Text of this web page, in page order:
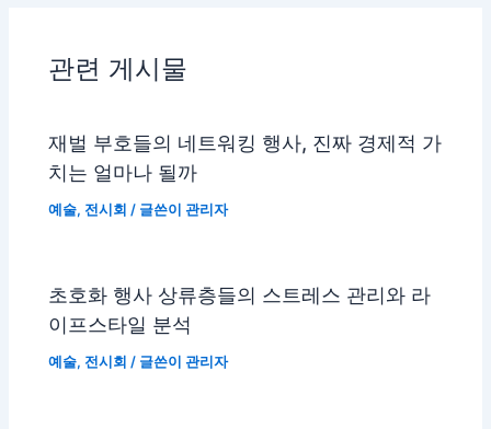
관련 게시물
재벌 부호들의 네트워킹 행사, 진짜 경제적 가
치는 얼마나 될까
예술, 전시회 / 글쓴이관리자
초호화 행사 상류층들의 스트레스 관리와 라
이프스타일 분석
예술, 전시회 / 글쓴이관리자